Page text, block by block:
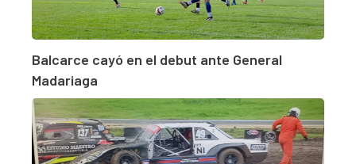
Balcarce cayó en el debut ante General
Madariaga